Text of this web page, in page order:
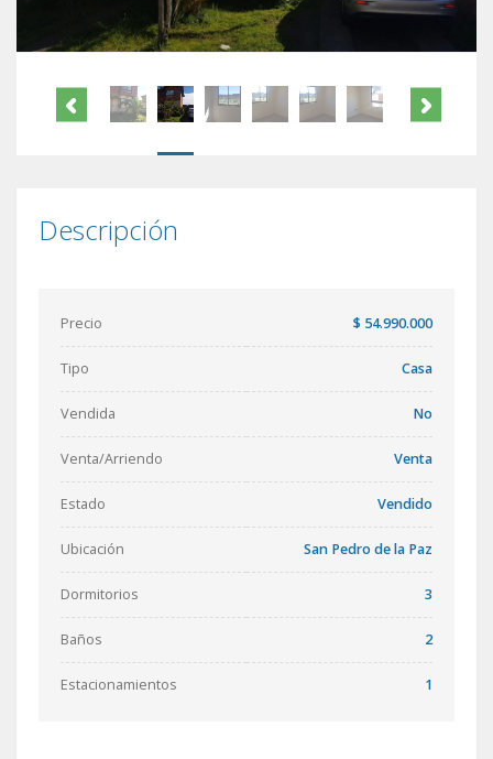
Descripción
Precio $ 54.990.000
Tipo Casa
Vendida No
Venta/Arriendo Venta
Estado Vendido
Ubicación San Pedro de la Paz
Dormitorios 3
Baños 2
Estacionamientos 1